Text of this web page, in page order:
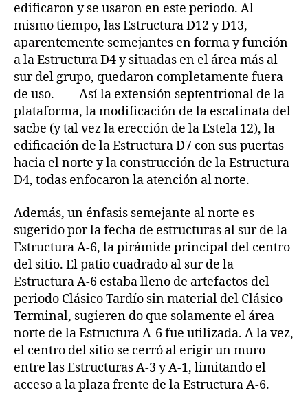
edificaron y se usaron en este periodo. Al
mismo tiempo, las Estructura D12 y D13,
aparentemente semejantes en forma y función
a la Estructura D4 y situadas en el área más al
sur del grupo, quedaron completamente fuera
de uso. Así la extensión septentrional de la
plataforma, la modificación de la escalinata del
sacbe (y tal vez la erección de la Estela 12), la
edificación de la Estructura D7 con sus puertas
hacia el norte y la construcción de la Estructura
D4, todas enfocaron la atención al norte.
Además, un énfasis semejante al norte es
sugerido por la fecha de estructuras al sur de la
Estructura A-6, la pirámide principal del centro
del sitio. El patio cuadrado al sur de la
Estructura A-6 estaba lleno de artefactos del
periodo Clásico Tardío sin material del Clásico
Terminal, sugieren do que solamente el área
norte de la Estructura A-6 fue utilizada. A la vez,
el centro del sitio se cerró al erigir un muro
entre las Estructuras A-3 y A-1, limitando el
acceso a la plaza frente de la Estructura A-6.